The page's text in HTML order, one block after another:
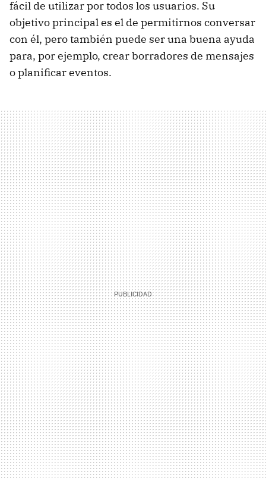
fácil de utilizar por todos los usuarios. Su
objetivo principal es el de permitirnos conversar
con él, pero también puede ser una buena ayuda
para, por ejemplo, crear borradores de mensajes
o planificar eventos.